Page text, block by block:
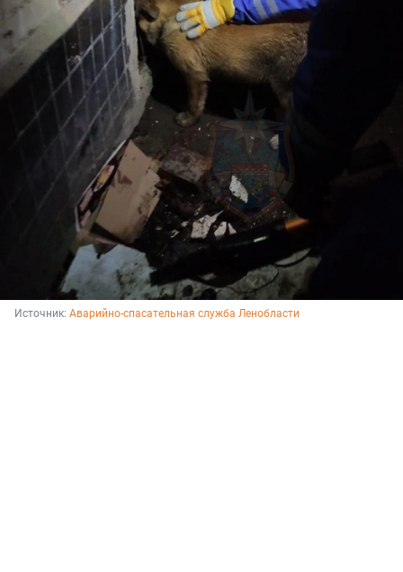
Источник: Аварийно-спасательная служба Ленобласти